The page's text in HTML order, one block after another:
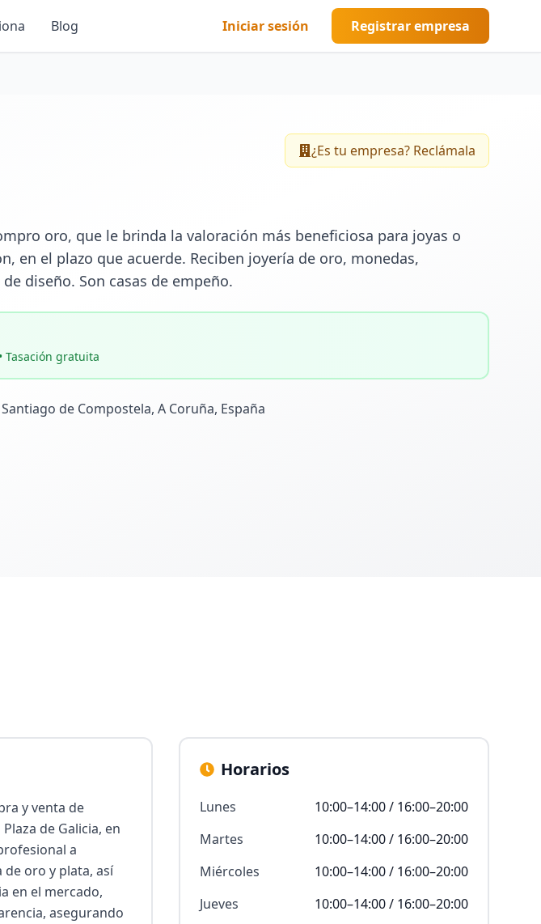
Blog Iniciar sesión Registrar empresa
¿Es tu empresa? Reclámala
oro, que le brinda la valoración más beneficiosa para joyas o
en el plazo que acuerde. Reciben joyería de oro, monedas,
diseño. Son casas de empeño.
Tasación gratuita
de Compostela, A Coruña, España
y venta de
de Galicia, en
a
oro y plata, así
en el mercado,
asegurando
Horarios
Lunes
10:00–14:00 / 16:00–20:00
Martes
10:00–14:00 / 16:00–20:00
Miércoles
10:00–14:00 / 16:00–20:00
Jueves
10:00–14:00 / 16:00–20:00